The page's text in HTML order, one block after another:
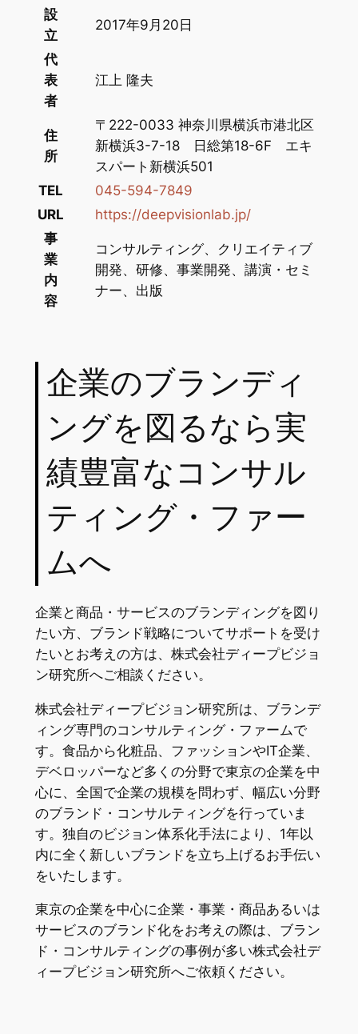
設
立
2017年9月20日
代
表
者
江上 隆夫
住
所
〒222-0033 神奈川県横浜市港北区
新横浜3-7-18 日総第18-6F エキ
スパート新横浜501
TEL
045-594-7849
URL
https://deepvisionlab.jp/
事
業
内
容
コンサルティング、クリエイティブ
開発、研修、事業開発、講演・セミ
ナー、出版
企業のブランディ
ングを図るなら実
績豊富なコンサル
ティング・ファー
ムへ
企業と商品・サービスのブランディングを図り
たい方、ブランド戦略についてサポートを受け
たいとお考えの方は、株式会社ディープビジョ
ン研究所へご相談ください。
株式会社ディープビジョン研究所は、ブランデ
ィング専門のコンサルティング・ファームで
す。食品から化粧品、ファッションやIT企業、
デベロッパーなど多くの分野で東京の企業を中
心に、全国で企業の規模を問わず、幅広い分野
のブランド・コンサルティングを行っていま
す。独自のビジョン体系化手法により、1年以
内に全く新しいブランドを立ち上げるお手伝い
をいたします。
東京の企業を中心に企業・事業・商品あるいは
サービスのブランド化をお考えの際は、ブラン
ド・コンサルティングの事例が多い株式会社デ
ィープビジョン研究所へご依頼ください。